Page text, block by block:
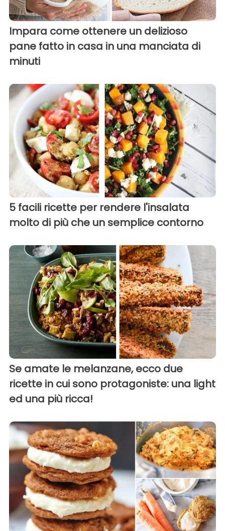
Impara come ottenere un delizioso
pane fatto in casa in una manciata di
minuti
5 facili ricette per rendere l'insalata
molto di più che un semplice contorno
Se amate le melanzane, ecco due
ricette in cui sono protagoniste: una light
ed una più ricca!